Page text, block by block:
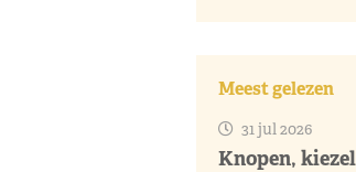
Meest gelezen
31 jul 2026
Knopen,